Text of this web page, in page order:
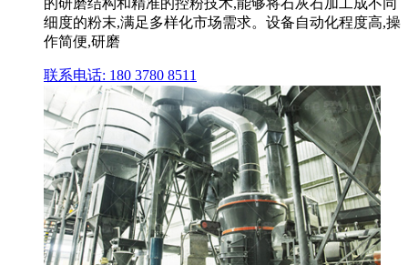
的研磨结构和精准的控粉技术,能够将石灰石加工成不同
细度的粉末,满足多样化市场需求。设备自动化程度高,操
作简便,研磨
联系电话: 180 3780 8511